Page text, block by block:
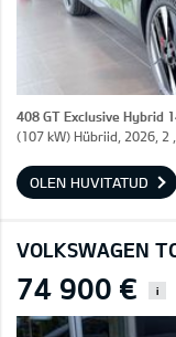
408 GT Exclusive Hybrid
(107 kW) Hübriid, 2026,
OLEN HUVITATUD
VOLKSWAGEN
74 900 € i